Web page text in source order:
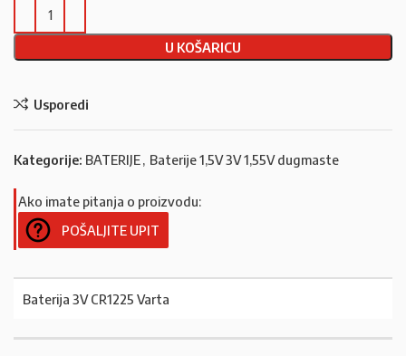
U KOŠARICU
Usporedi
Kategorije: BATERIJE, Baterije 1,5V 3V 1,55V dugmaste
Ako imate pitanja o proizvodu:
POŠALJITE UPIT
Baterija 3V CR1225 Varta